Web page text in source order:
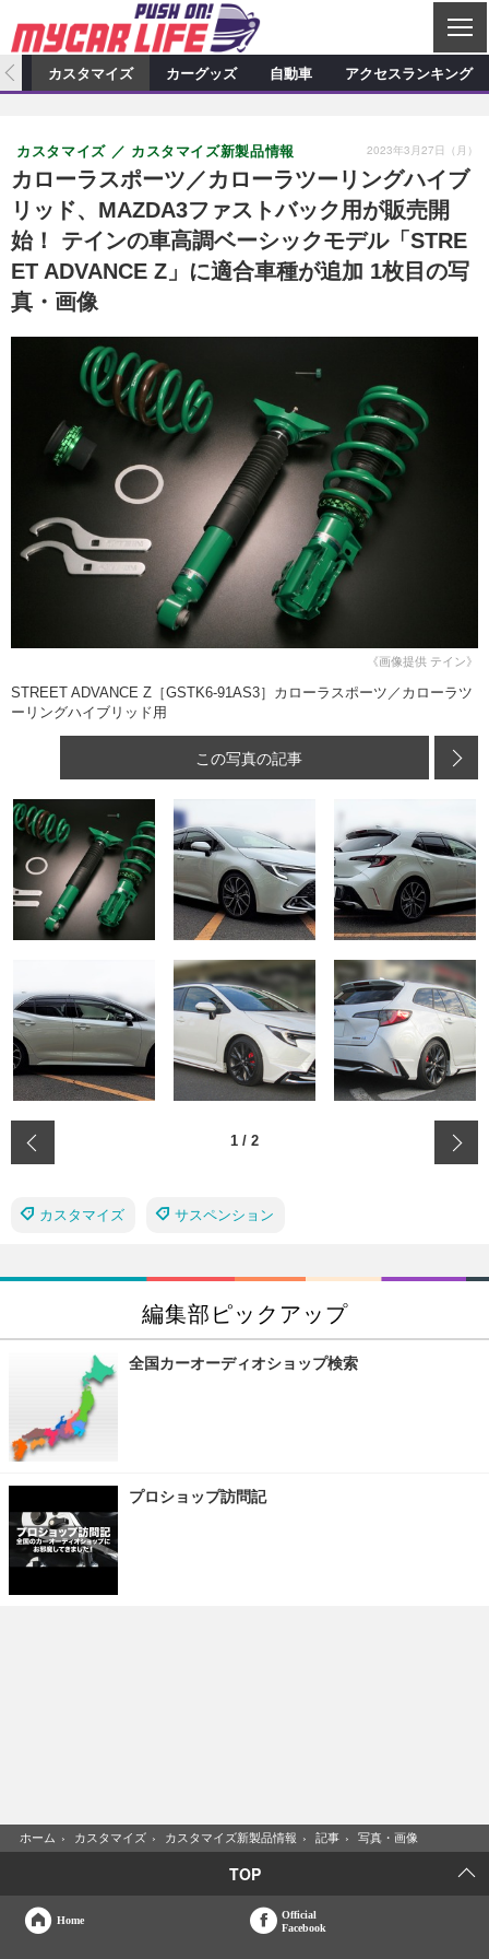
C
L
S
カーオーディオ
プロショップ検索 ショップ訪問記
カーオーディオニュース デモカー製作記
その他
カスタマイズ特集記事 カスタマイズ新製品情報
カスタマイズニュース
カーグッズ
カーグッズ特集記事 カーグッズ新製品情報
カーグッズニュース
自動車
試乗記
スクープ
アクセスランキング
カスタマイズ カーグッズ 自動車 アクセスランキング
カローラスポーツ／カローラツーリングハイブ
リッド、MAZDA3ファストバック用が販売開
始！ テインの車高調ベーシックモデル「STRE
ET ADVANCE Z」に適合車種が追加 1枚目の写
真・画像
カスタマイズ カスタマイズ新製品情報 2023年3月27日（月）
《画像提供 テイン》
STREET ADVANCE Z［GSTK6-91AS3］カローラスポーツ／カローラツ
ーリングハイブリッド用
この写真の記事
1 / 2
カスタマイズ サスペンション
編集部ピックアップ
全国カーオーディオショップ検索
プロショップ訪問記
ホーム › カスタマイズ › カスタマイズ新製品情報 › 記事 › 写真・画像
TOP
Home
Official
Facebook